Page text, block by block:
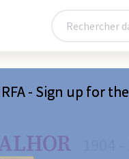
- Sign up for the